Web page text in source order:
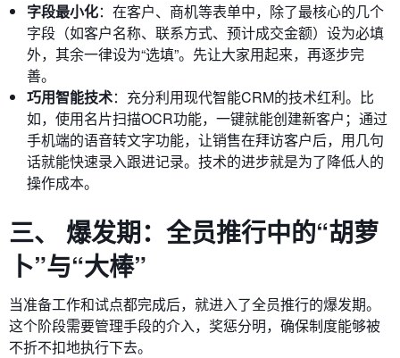
字段最小化：在客户、商机等表单中，除了最核心的几个
字段（如客户名称、联系方式、预计成交金额）设为必填
外，其余一律设为“选填”。先让大家用起来，再逐步完
善。
巧用智能技术：充分利用现代智能CRM的技术红利。比
如，使用名片扫描OCR功能，一键就能创建新客户；通过
手机端的语音转文字功能，让销售在拜访客户后，用几句
话就能快速录入跟进记录。技术的进步就是为了降低人的
操作成本。
三、 爆发期：全员推行中的“胡萝
卜”与“大棒”
当准备工作和试点都完成后，就进入了全员推行的爆发期。
这个阶段需要管理手段的介入，奖惩分明，确保制度能够被
不折不扣地执行下去。